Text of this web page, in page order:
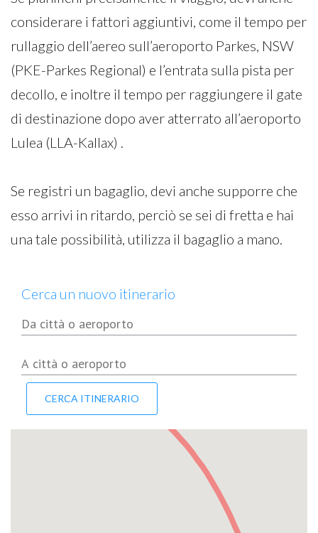
considerare i fattori aggiuntivi, come il tempo per
rullaggio dell’aereo sull’aeroporto Parkes, NSW
(PKE-Parkes Regional) e l’entrata sulla pista per
decollo, e inoltre il tempo per raggiungere il gate
di destinazione dopo aver atterrato all’aeroporto
Lulea (LLA-Kallax) .
Se registri un bagaglio, devi anche supporre che
esso arrivi in ritardo, perciò se sei di fretta e hai
una tale possibilità, utilizza il bagaglio a mano.
Cerca un nuovo itinerario